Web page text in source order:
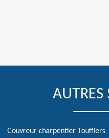
AUTRES
Couvreur charpentier Toufflers